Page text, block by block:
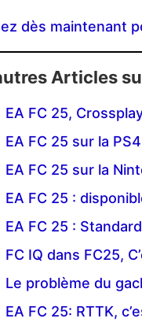
dès maintenant
Articles
EA FC 25,
EA FC 25 sur la PS4
EA FC 25 sur la
EA FC 25 :
EA FC 25 :
FC IQ dans FC25,
Le problème du
EA FC 25: RTTK,